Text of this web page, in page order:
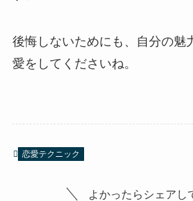
後悔しないためにも、自分の魅
愛をしてくださいね。
恋愛テクニック
よかったらシェアし